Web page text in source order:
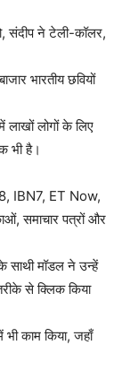
संदीप ने टेली-कॉलर,
भारतीय छवियों
लोगों के लिए
भी है।
IBN7, ET Now,
समाचार पत्रों और
साथी मॉडल ने उन्हें
से क्लिक किया
भी काम किया, जहाँ